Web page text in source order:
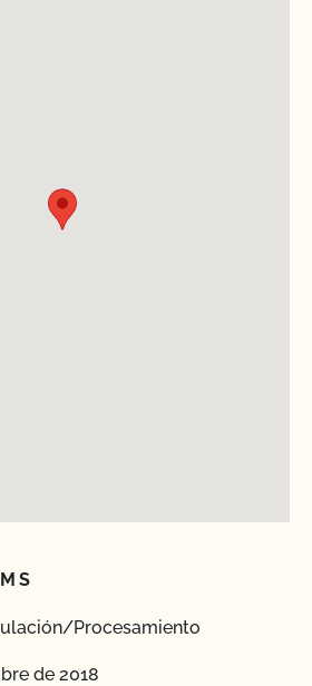
Procesamiento
de 2018